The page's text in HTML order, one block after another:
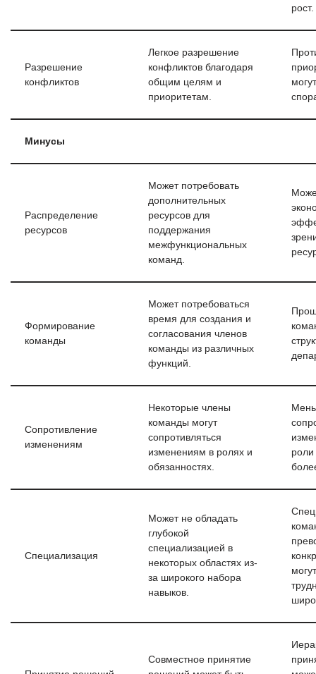
рост.
Разрешение
конфликтов
Легкое разрешение
конфликтов благодаря
общим целям и
приоритетам.
Минусы
Распределение
ресурсов
Может потребовать
дополнительных
ресурсов для
поддержания
межфункциональных
команд.
Формирование
команды
Может потребоваться
время для создания и
согласования членов
команды из различных
функций.
Сопротивление
изменениям
Некоторые члены
команды могут
сопротивляться
изменениям в ролях и
обязанностях.
роли
Специализация
Может не обладать
глубокой
специализацией в
некоторых областях из-
за широкого набора
навыков.
Совместное принятие